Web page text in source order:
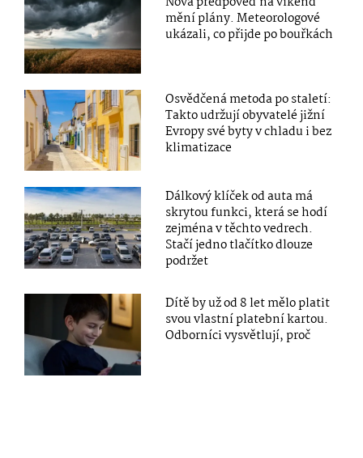
mění plány. Meteorologové
ukázali, co přijde po bouřkách
Osvědčená metoda po staletí:
Takto udržují obyvatelé jižní
Evropy své byty v chladu i bez
klimatizace
Dálkový klíček od auta má
skrytou funkci, která se hodí
zejména v těchto vedrech.
Stačí jedno tlačítko dlouze
podržet
Dítě by už od 8 let mělo platit
svou vlastní platební kartou.
Odborníci vysvětlují, proč